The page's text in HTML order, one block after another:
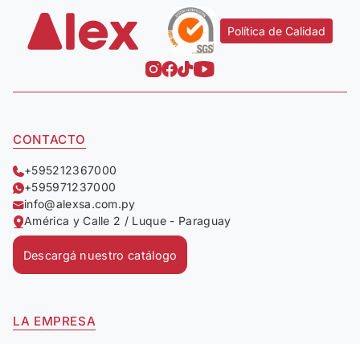
Política de Calidad
CONTACTO
+595212367000
+595971237000
info@alexsa.com.py
América y Calle 2 / Luque - Paraguay
Descargá nuestro catálogo
LA EMPRESA